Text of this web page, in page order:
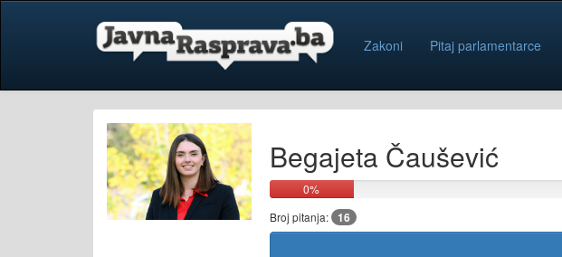
Zakoni Pitaj parlamentarce
Begajeta Čaušević
0%
Broj pitanja: 16